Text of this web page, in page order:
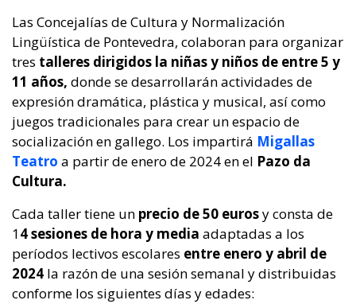
Las Concejalías de Cultura y Normalización
Lingüística de Pontevedra, colaboran para organizar
tres talleres dirigidos la niñas y niños de entre 5 y
11 años, donde se desarrollarán actividades de
expresión dramática, plástica y musical, así como
juegos tradicionales para crear un espacio de
socialización en gallego. Los impartirá Migallas
Teatro a partir de enero de 2024 en el Pazo da
Cultura.
Cada taller tiene un precio de 50 eurosy consta de
14 sesiones de hora y media adaptadas a los
períodos lectivos escolares entre enero y abril de
2024 la razón de una sesión semanal y distribuidas
conforme los siguientes días y edades: